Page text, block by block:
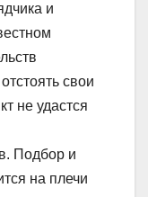
и
свои
не удастся
Подбор и
на плечи